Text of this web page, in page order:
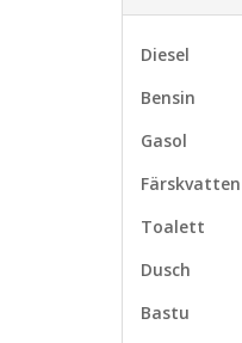
Diesel
Bensin
Gasol
Färskvatten
Toalett
Dusch
Bastu